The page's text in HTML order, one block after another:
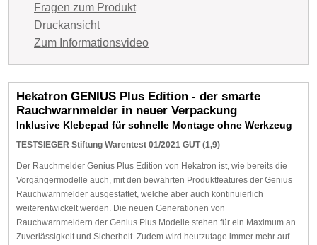
Fragen zum Produkt
Druckansicht
Zum Informationsvideo
Hekatron GENIUS Plus Edition - der smarte
Rauchwarnmelder in neuer Verpackung
Inklusive Klebepad für schnelle Montage ohne Werkzeug
TESTSIEGER Stiftung Warentest 01/2021 GUT (1,9)
Der Rauchmelder Genius Plus Edition von Hekatron ist, wie bereits die
Vorgängermodelle auch, mit den bewährten Produktfeatures der Genius
Rauchwarnmelder ausgestattet, welche aber auch kontinuierlich
weiterentwickelt werden. Die neuen Generationen von
Rauchwarnmeldern der Genius Plus Modelle stehen für ein Maximum an
Zuverlässigkeit und Sicherheit. Zudem wird heutzutage immer mehr auf